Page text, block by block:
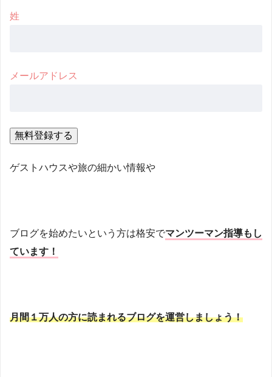
姓
メールアドレス
ゲストハウスや旅の細かい情報や
ブログを始めたいという方は格安でマンツーマン指導もし
ています！
月間１万人の方に読まれるブログを運営しましょう！